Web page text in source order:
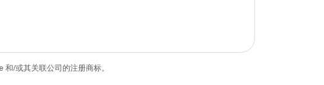
/或其关联公司的注册商标。